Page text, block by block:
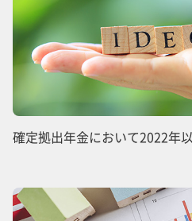
確定拠出年金において2022年